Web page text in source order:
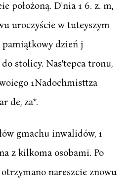
położoną. D'nia 1 6. z. m,
uroczyście w tuteyszym
dzień j
stolicy. Nas'tepca tronu,
1Nadochmisttza
de, za*.
gmachu inwalidów, 1
z kilkoma osobami. Po
nareszcie znowu